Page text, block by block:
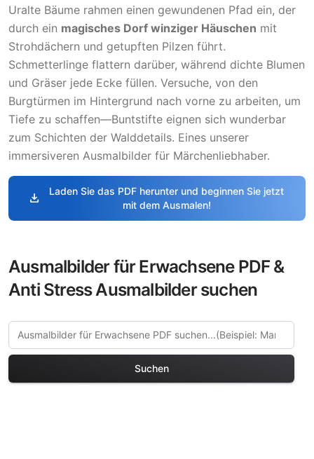
Uralte Bäume rahmen einen gewundenen Pfad ein, der
durch ein magisches Dorf winziger Häuschen mit
Strohdächern und getupften Pilzen führt.
Schmetterlinge flattern darüber, während dichte Blumen
und Gräser jede Ecke füllen. Versuche, von den
Burgtürmen im Hintergrund nach vorne zu arbeiten, um
Tiefe zu schaffen—Buntstifte eignen sich wunderbar
zum Schichten der Walddetails. Eines unserer
immersiveren Ausmalbilder für Märchenliebhaber.
download
Laden Sie das PDF herunter und beginnen Sie jetzt
mit dem Ausmalen!
Ausmalbilder für Erwachsene PDF &
Anti Stress Ausmalbilder suchen
Suchen